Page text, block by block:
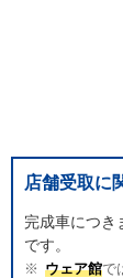
店舗受取に
完成車につき
です。
ウェア館で